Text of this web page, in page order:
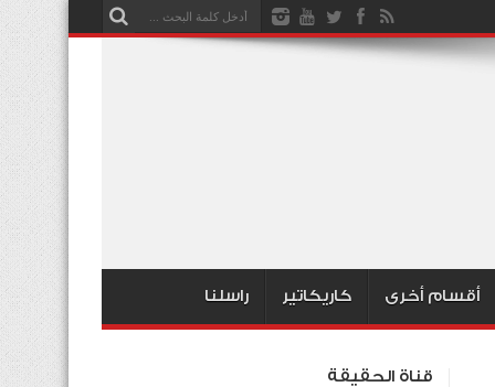
أقسام أخرى كاريكاتير راسلنا
قناة الحقيقة